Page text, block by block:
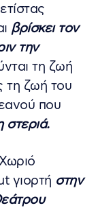
βρίσκει τον
την
τη ζωή
τη ζωή του
που
στεριά.
γιορτή στην